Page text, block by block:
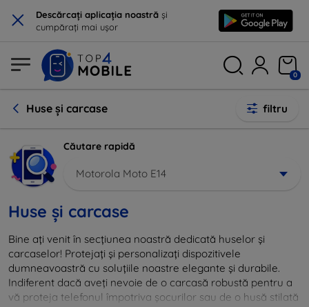
× Descărcați aplicația noastră și
cumpărați mai ușor
0
Huse și carcase filtru
Căutare rapidă
Motorola Moto E14
Huse și carcase
Bine ați venit în secțiunea noastră dedicată huselor și
carcaselor! Protejați și personalizați dispozitivele
dumneavoastră cu soluțiile noastre elegante și durabile.
Indiferent dacă aveți nevoie de o carcasă robustă pentru a
vă proteja telefonul împotriva șocurilor sau de o husă stilată